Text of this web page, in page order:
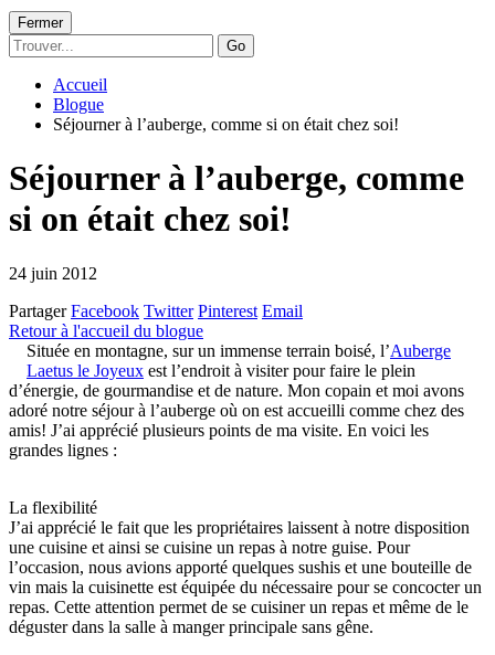
Fermer
Go
Accueil
Blogue
Séjourner à l’auberge, comme si on était chez soi!
Séjourner à l’auberge, comme
si on était chez soi!
24 juin 2012
Partager Facebook Twitter Pinterest Email
Retour à l'accueil du blogue
Située en montagne, sur un immense terrain boisé, l’Auberge
Laetus le Joyeux est l’endroit à visiter pour faire le plein
d’énergie, de gourmandise et de nature. Mon copain et moi avons
adoré notre séjour à l’auberge où on est accueilli comme chez des
amis! J’ai apprécié plusieurs points de ma visite. En voici les
grandes lignes :
La flexibilité
J’ai apprécié le fait que les propriétaires laissent à notre disposition
une cuisine et ainsi se cuisine un repas à notre guise. Pour
l’occasion, nous avions apporté quelques sushis et une bouteille de
vin mais la cuisinette est équipée du nécessaire pour se concocter un
repas. Cette attention permet de se cuisiner un repas et même de le
déguster dans la salle à manger principale sans gêne.